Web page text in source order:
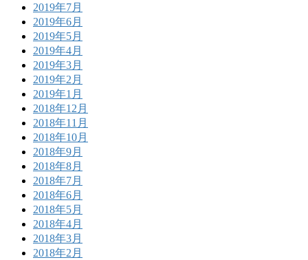
2019年7月
2019年6月
2019年5月
2019年4月
2019年3月
2019年2月
2019年1月
2018年12月
2018年11月
2018年10月
2018年9月
2018年8月
2018年7月
2018年6月
2018年5月
2018年4月
2018年3月
2018年2月